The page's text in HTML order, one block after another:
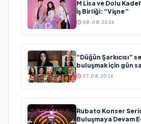
M Lisa ve Dolu
İş Birliği: “Vişne”
08.08.2026
“Düğün Şarkıcısı”
buluşmak için gün
07.08.2026
Rubato Konser
Buluşmaya Devam